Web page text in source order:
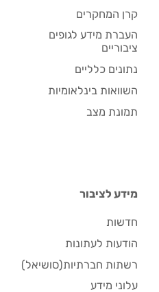
קרן המחקרים
העברת מידע לגופים
ציבוריים
נתונים כלליים
השוואות בינלאומיות
תמונת מצב
מידע לציבור
חדשות
הודעות לעתונות
רשתות חברתיות(סושיאל)
עלוני מידע